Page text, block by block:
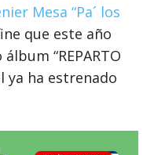
Mesa “Pa´ los
que este año
“REPARTO
ya ha estrenado